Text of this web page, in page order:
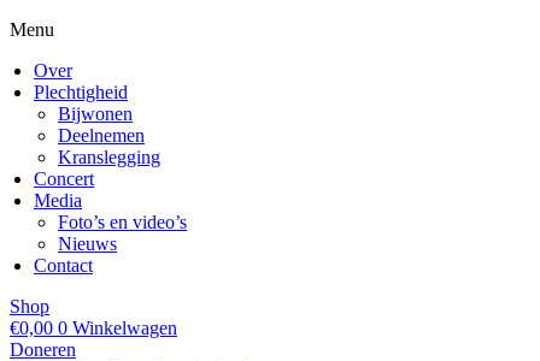
Menu
Over
Plechtigheid
Bijwonen
Deelnemen
Kranslegging
Concert
Media
Foto’s en video’s
Nieuws
Contact
Shop
€0,00 0 Winkelwagen
Doneren